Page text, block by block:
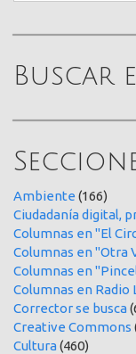
Buscar
Ambiente (166)
Ciudadanía digital,
Columnas en "El
Columnas en "Otra
Columnas en
Columnas en Radio
Corrector se busca
Creative Commons
Cultura(460)